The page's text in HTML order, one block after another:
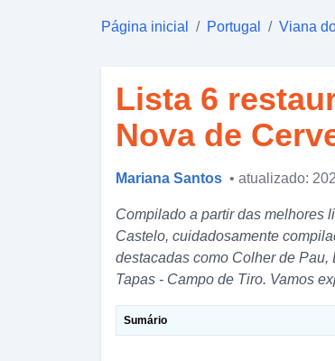
Página inicial / Portugal / Viana
Lista 6
Nova de
Mariana Santos • atualizado:
Compilado a partir das melhores
Castelo, cuidadosamente
destacadas como Colher de
Tapas - Campo de Tiro. Vamos
Sumário